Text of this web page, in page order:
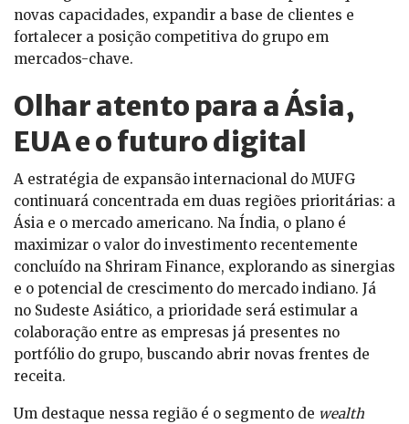
novas capacidades, expandir a base de clientes e
fortalecer a posição competitiva do grupo em
mercados-chave.
Olhar atento para a Ásia,
EUA e o futuro digital
A estratégia de expansão internacional do MUFG
continuará concentrada em duas regiões prioritárias: a
Ásia e o mercado americano. Na Índia, o plano é
maximizar o valor do investimento recentemente
concluído na Shriram Finance, explorando as sinergias
e o potencial de crescimento do mercado indiano. Já
no Sudeste Asiático, a prioridade será estimular a
colaboração entre as empresas já presentes no
portfólio do grupo, buscando abrir novas frentes de
receita.
Um destaque nessa região é o segmento de wealth